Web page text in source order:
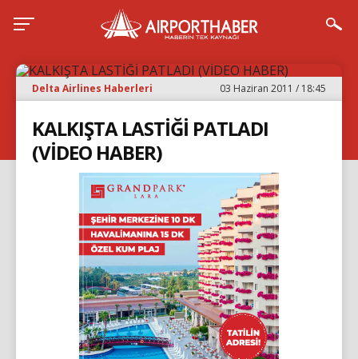
Delta Airlines Haberleri 03 Haziran 2011 / 18:45
KALKIŞTA LASTİĞİ PATLADI
(VİDEO HABER)